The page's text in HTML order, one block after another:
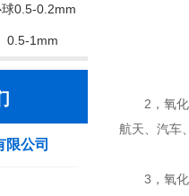
0.5-0.2mm
0.5-1mm
限公司
2，氧化铝
航天、汽车
3，氧化铝